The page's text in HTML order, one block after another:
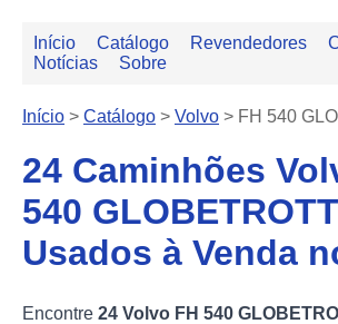
Início Catálogo Revendedores
Notícias
Sobre
Início > Catálogo > Volvo > FH 540
24 Caminhões
540
Usados à Venda
Encontre 24 Volvo FH 540